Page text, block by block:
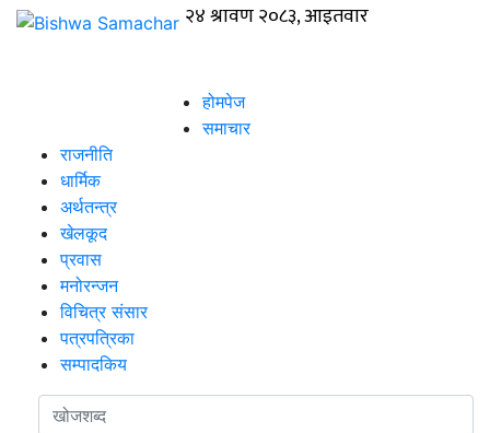
होमपेज
समाचार
राजनीति
धार्मिक
अर्थतन्त्र
खेलकूद
प्रवास
मनोरन्जन
विचित्र संसार
पत्रपत्रिका
सम्पादकिय